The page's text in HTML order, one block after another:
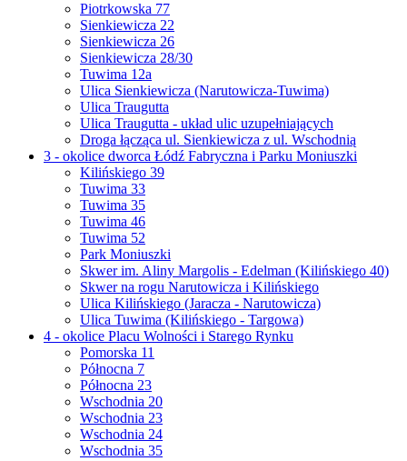
Piotrkowska 77
Sienkiewicza 22
Sienkiewicza 26
Sienkiewicza 28/30
Tuwima 12a
Ulica Sienkiewicza (Narutowicza-Tuwima)
Ulica Traugutta
Ulica Traugutta - układ ulic uzupełniających
Droga łącząca ul. Sienkiewicza z ul. Wschodnią
3 - okolice dworca Łódź Fabryczna i Parku Moniuszki
Kilińskiego 39
Tuwima 33
Tuwima 35
Tuwima 46
Tuwima 52
Park Moniuszki
Skwer im. Aliny Margolis - Edelman (Kilińskiego 40)
Skwer na rogu Narutowicza i Kilińskiego
Ulica Kilińskiego (Jaracza - Narutowicza)
Ulica Tuwima (Kilińskiego - Targowa)
4 - okolice Placu Wolności i Starego Rynku
Pomorska 11
Północna 7
Północna 23
Wschodnia 20
Wschodnia 23
Wschodnia 24
Wschodnia 35